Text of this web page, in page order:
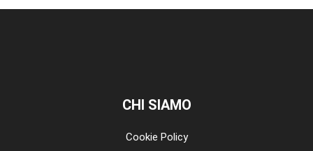
CHI SIAMO
Cookie Policy